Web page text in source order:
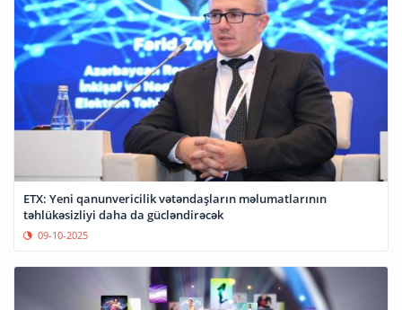
ETX: Yeni qanunvericilik vətəndaşların məlumatlarının
təhlükəsizliyi daha da gücləndirəcək
09-10-2025